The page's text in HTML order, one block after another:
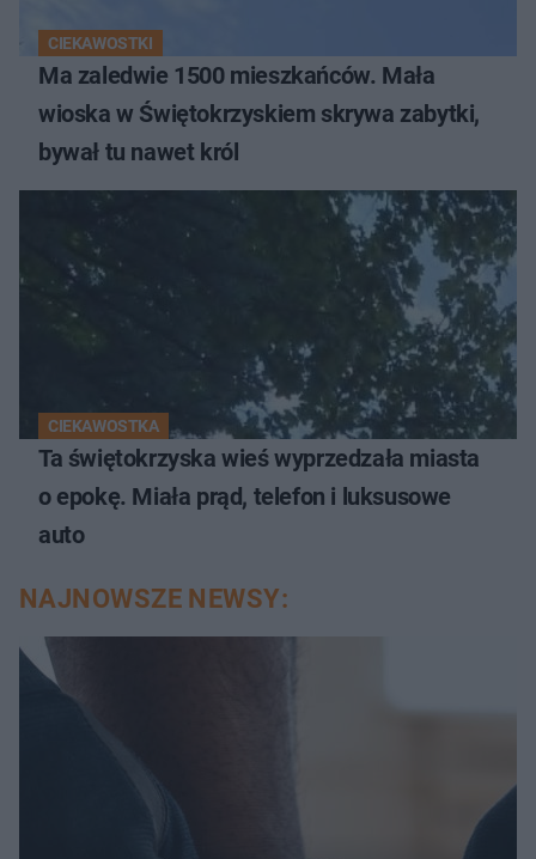
CIEKAWOSTKI
Ma zaledwie 1500 mieszkańców. Mała
wioska w Świętokrzyskiem skrywa zabytki,
bywał tu nawet król
CIEKAWOSTKA
Ta świętokrzyska wieś wyprzedzała miasta
o epokę. Miała prąd, telefon i luksusowe
auto
NAJNOWSZE NEWSY: